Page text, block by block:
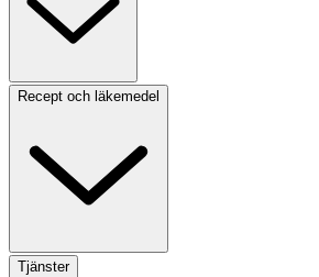
Recept och läkemedel
Tjänster